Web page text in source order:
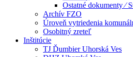
Ostatné dokumenty ⁄
Archív FZO
Úroveň vytriedenia
Osobitný zreteľ
Inštitúcie
TJ Ďumbier Uhorská Ves